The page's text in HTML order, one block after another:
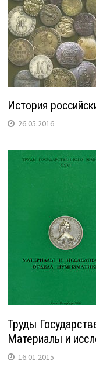
История
26.05.2016
Труды
Материалы и
16.01.2015